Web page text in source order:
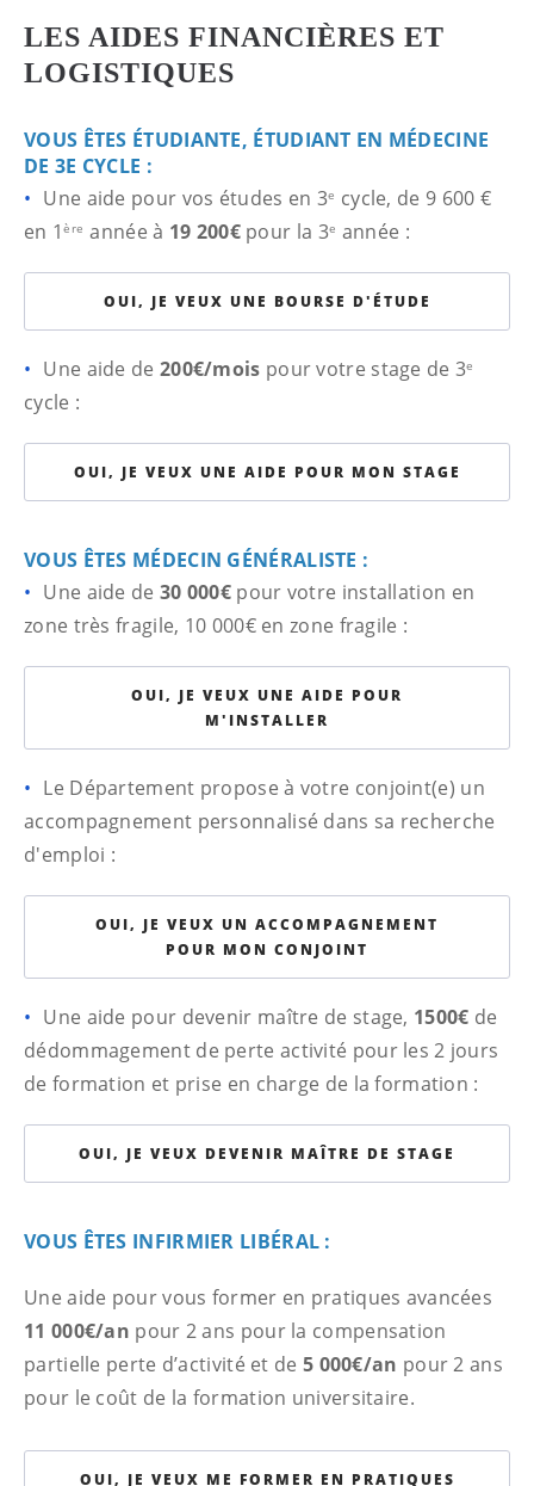
LES AIDES FINANCIÈRES ET
LOGISTIQUES
VOUS ÊTES ÉTUDIANTE, ÉTUDIANT EN MÉDECINE
DE 3E CYCLE :
Une aide pour vos études en 3e cycle, de 9 600 €
en 1ère année à 19 200€pour la 3e année :
OUI, JE VEUX UNE BOURSE D'ÉTUDE
Une aide de 200€/mois pour votre stage de 3e
cycle :
OUI, JE VEUX UNE AIDE POUR MON STAGE
VOUS ÊTES MÉDECIN GÉNÉRALISTE :
Une aide de 30 000€ pour votre installation en
zone très fragile, 10 000€ en zone fragile :
OUI, JE VEUX UNE AIDE POUR
M'INSTALLER
Le Département propose à votre conjoint(e) un
accompagnement personnalisé dans sa recherche
d'emploi :
OUI, JE VEUX UN ACCOMPAGNEMENT
POUR MON CONJOINT
Une aide pour devenir maître de stage, 1500€ de
dédommagement de perte activité pour les 2 jours
de formation et prise en charge de la formation :
OUI, JE VEUX DEVENIR MAÎTRE DE STAGE
VOUS ÊTES INFIRMIER LIBÉRAL :
Une aide pour vous former en pratiques avancées
11 000€/an pour 2 ans pour la compensation
partielle perte d’activité et de 5 000€/an pour 2 ans
pour le coût de la formation universitaire.
OUI, JE VEUX ME FORMER EN PRATIQUES